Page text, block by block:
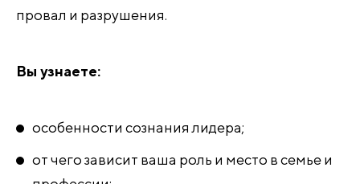
провал и разрушения.
Вы узнаете:
особенности сознания лидера;
от чего зависит ваша роль и место в семье и